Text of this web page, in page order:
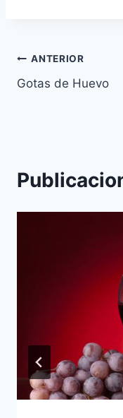
Navegación
de
ANTERIOR
Gotas de Huevo